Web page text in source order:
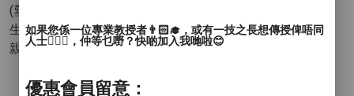
(塑膠彩) 其他 (繪畫)
生活品味 - 工作坊(Workshop)
親子 - 親子活動
如果您係一位專業教授者👨🏻‍🎓，或有一技之長想傳授俾唔同
人士🙋🏻‍♂️，仲等乜嘢？快啲加入我哋啦😊
優惠會員留意：